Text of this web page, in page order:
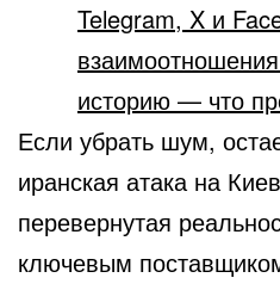
Telegram, X и
историю — что
Если убрать шум,
иранская атака на
перевернутая
ключевым